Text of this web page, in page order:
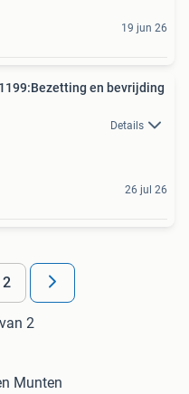
19 jun 26
en bevrijding
Details
26 jul 26
2
2
Munten